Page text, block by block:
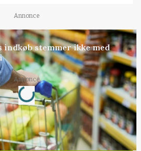
Annonce
indkøb stemmer ikke med
Annonce
Loading...
Jobs